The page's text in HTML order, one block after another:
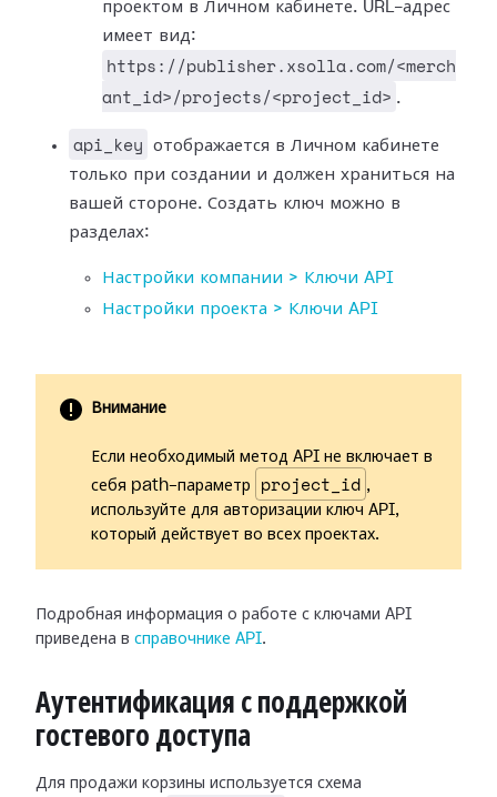
проектом в Личном кабинете. URL-адрес
имеет вид:
https://publisher.xsolla.com/<merch
ant_id>/projects/<project_id> .
api_key
отображается в Личном кабинете
только при создании и должен храниться на
вашей стороне. Создать ключ можно в
разделах:
Настройки компании > Ключи API
Настройки проекта > Ключи API
Внимание
Если необходимый метод API не включает в
себя path-параметр
project_id ,
используйте для авторизации ключ API,
который действует во всех проектах.
Подробная информация о работе с ключами API
приведена в справочнике API.
Аутентификация с поддержкой
гостевого доступа
Для продажи корзины используется схема